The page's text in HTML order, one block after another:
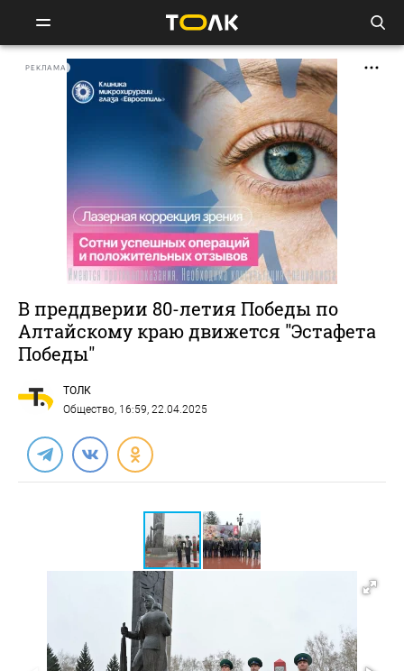
РЕКЛАМА
В преддверии 80-летия Победы по
Алтайскому краю движется "Эстафета
Победы"
ТОЛК
Общество, 16:59, 22.04.2025